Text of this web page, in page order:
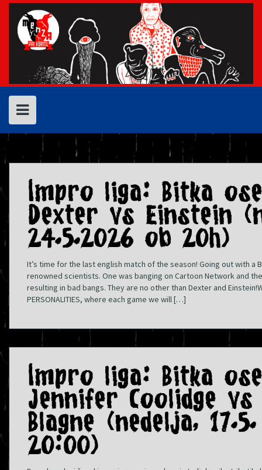
Skip
content
Impro liga: Bitka
Dexter vs Einstein
24.5.2026 ob 20h)
It’s time for the last english match of the season! Going out with a
renowned scientists. One was banging on Cartoon Network and
resulting in bad bangs. They are no other than Dexter and
PERSONALITIES, where each game we will […]
Impro liga: Bitka
Jennifer Coolidge vs
Blagne (nedelja,
20:00)